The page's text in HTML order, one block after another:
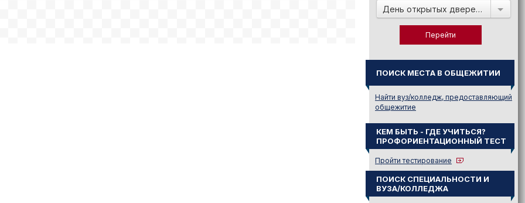
День открытых дверей в:
ПОИСК МЕСТА В ОБЩЕЖИТИИ
Найти вуз/колледж, предоставляющий
общежитие
КЕМ БЫТЬ - ГДЕ УЧИТЬСЯ?
ПРОФОРИЕНТАЦИОННЫЙ ТЕСТ
Пройти тестирование
ПОИСК СПЕЦИАЛЬНОСТИ И
ВУЗА/КОЛЛЕДЖА